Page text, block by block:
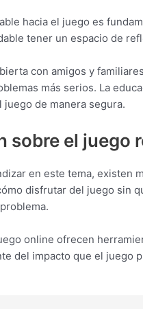
hacia el juego es
tener un espacio de
con amigos y
más serios. La
de manera segura.
sobre el juego
en este tema, existen
disfrutar del juego sin
online ofrecen
del impacto que el juego